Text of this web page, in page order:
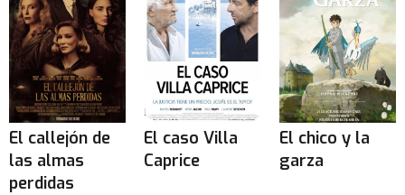
El callejón de
las almas
perdidas
El caso Villa
Caprice
El chico y la
garza